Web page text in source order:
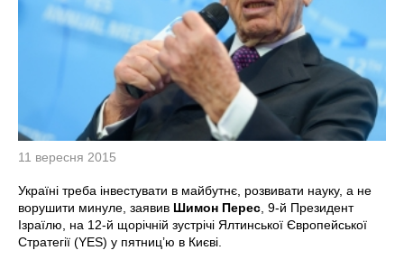
11 вересня 2015
Україні треба інвестувати в майбутнє, розвивати науку, а не
ворушити минуле, заявив Шимон Перес , 9-й Президент
Ізраїлю, на 12-й щорічній зустрічі Ялтинської Європейської
Стратегії (YES) у пятниц’ю в Києві.